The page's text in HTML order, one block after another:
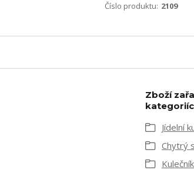
Číslo produktu: 2109
Zboží
Jídelní
Chytrý